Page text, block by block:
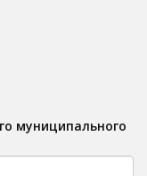
муниципального